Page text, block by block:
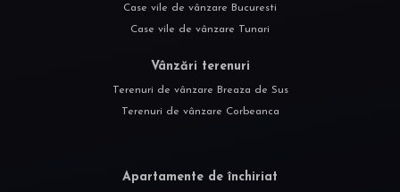
Case vile de vânzare Bucuresti
Case vile de vânzare Tunari
Vânzări terenuri
Terenuri de vânzare Breaza de Sus
Terenuri de vânzare Corbeanca
Apartamente de închiriat